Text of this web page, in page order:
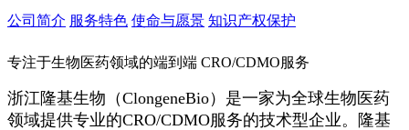
公司简介 服务特色 使命与愿景 知识产权保护
专注于生物医药领域的端到端 CRO/CDMO服务
浙江隆基生物（ClongeneBio）是一家为全球生物医药
领域提供专业的CRO/CDMO服务的技术型企业。隆基